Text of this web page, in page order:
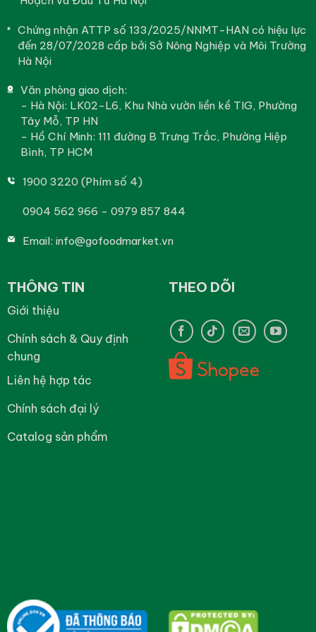
Chứng nhận ATTP số 133/2025/NNMT-HAN có hiệu lực
đến 28/07/2028 cấp bởi Sở Nông Nghiệp và Môi Trường
Hà Nội
Văn phòng giao dịch:
- Hà Nội: LK02-L6, Khu Nhà vườn liền kề TIG, Phường
Tây Mỗ, TP HN
- Hồ Chí Minh: 111 đường B Trưng Trắc, Phường Hiệp
Bình, TP HCM
1900 3220 (Phím số 4)
0904 562 966 - 0979 857 844
Email: info@gofoodmarket.vn
THÔNG TIN
Giới thiệu
Chính sách & Quy định
chung
Liên hệ hợp tác
Chính sách đại lý
Catalog sản phẩm
THEO DÕI